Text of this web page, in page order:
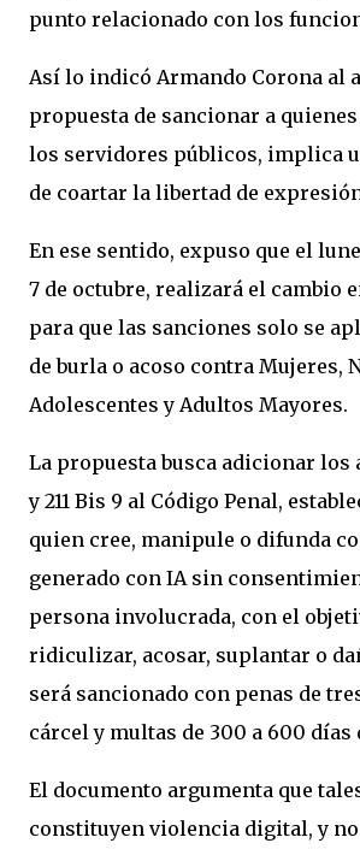
punto relacionado con los
Así lo indicó Armando Corona al
propuesta de sancionar a
los servidores públicos, implica
de coartar la libertad de
En ese sentido, expuso que el
7 de octubre, realizará el cambio
para que las sanciones solo se
de burla o acoso contra Mujeres,
Adolescentes y Adultos Mayores.
La propuesta busca adicionar los
y 211 Bis 9 al Código Penal,
quien cree, manipule o difunda
generado con IA sin
persona involucrada, con el
ridiculizar, acosar, suplantar o
será sancionado con penas de
cárcel y multas de 300 a 600 días
El documento argumenta que
constituyen violencia digital, y